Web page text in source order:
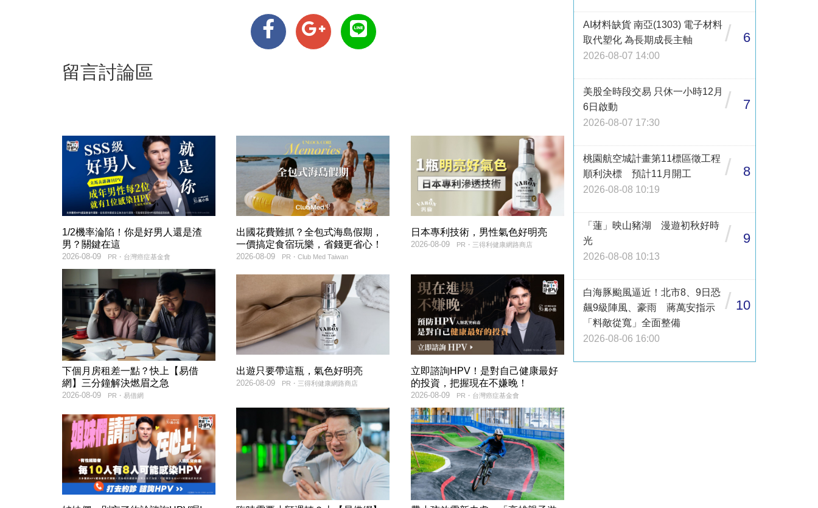
留言討論區
1/2機率淪陷！你是好男人還是渣
男？關鍵在這
PR・台灣癌症基金會
2026-08-09
出國花費難抓？全包式海島假期，
一價搞定食宿玩樂，省錢更省心！
PR・Club Med Taiwan
2026-08-09
日本專利技術，男性氣色好明亮
PR・三得利健康網路商店
2026-08-09
下個月房租差一點？快上【易借
網】三分鐘解決燃眉之急
PR・易借網
2026-08-09
出遊只要帶這瓶，氣色好明亮
PR・三得利健康網路商店
2026-08-09
立即諮詢HPV！是對自己健康最好
的投資，把握現在不嫌晚！
PR・台灣癌症基金會
2026-08-09
AI材料缺貨 南亞(1303) 電子材料
取代塑化 為長期成長主軸
2026-08-07 14:00
/ 6
美股全時段交易 只休一小時12月
6日啟動
2026-08-07 17:30
/ 7
桃園航空城計畫第11標區徵工程
順利決標 預計11月開工
2026-08-08 10:19
/ 8
「蓮」映山豬湖 漫遊初秋好時
光
2026-08-08 10:13
/ 9
白海豚颱風逼近！北市8、9日恐
飆9級陣風、豪雨 蔣萬安指示
「料敵從寬」全面整備
2026-08-06 16:00
/ 10